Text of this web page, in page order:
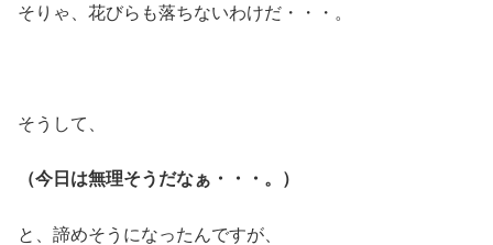
そりゃ、花びらも落ちないわけだ・・・。
そうして、
（今日は無理そうだなぁ・・・。）
と、諦めそうになったんですが、